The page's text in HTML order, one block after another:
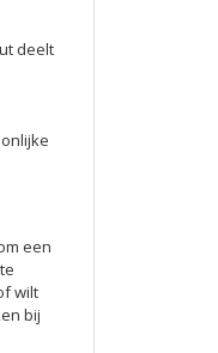
deelt
een
wilt
bij